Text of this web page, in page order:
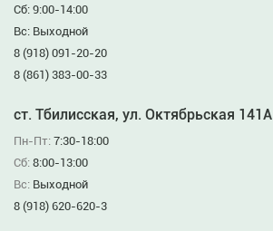
Сб: 9:00-14:00
Вс: Выходной
8 (918) 091-20-20
8 (861) 383-00-33
ст. Тбилисская, ул. Октябрьская 141А
Пн-Пт: 7:30-18:00
Сб: 8:00-13:00
Вс: Выходной
8 (918) 620-620-3